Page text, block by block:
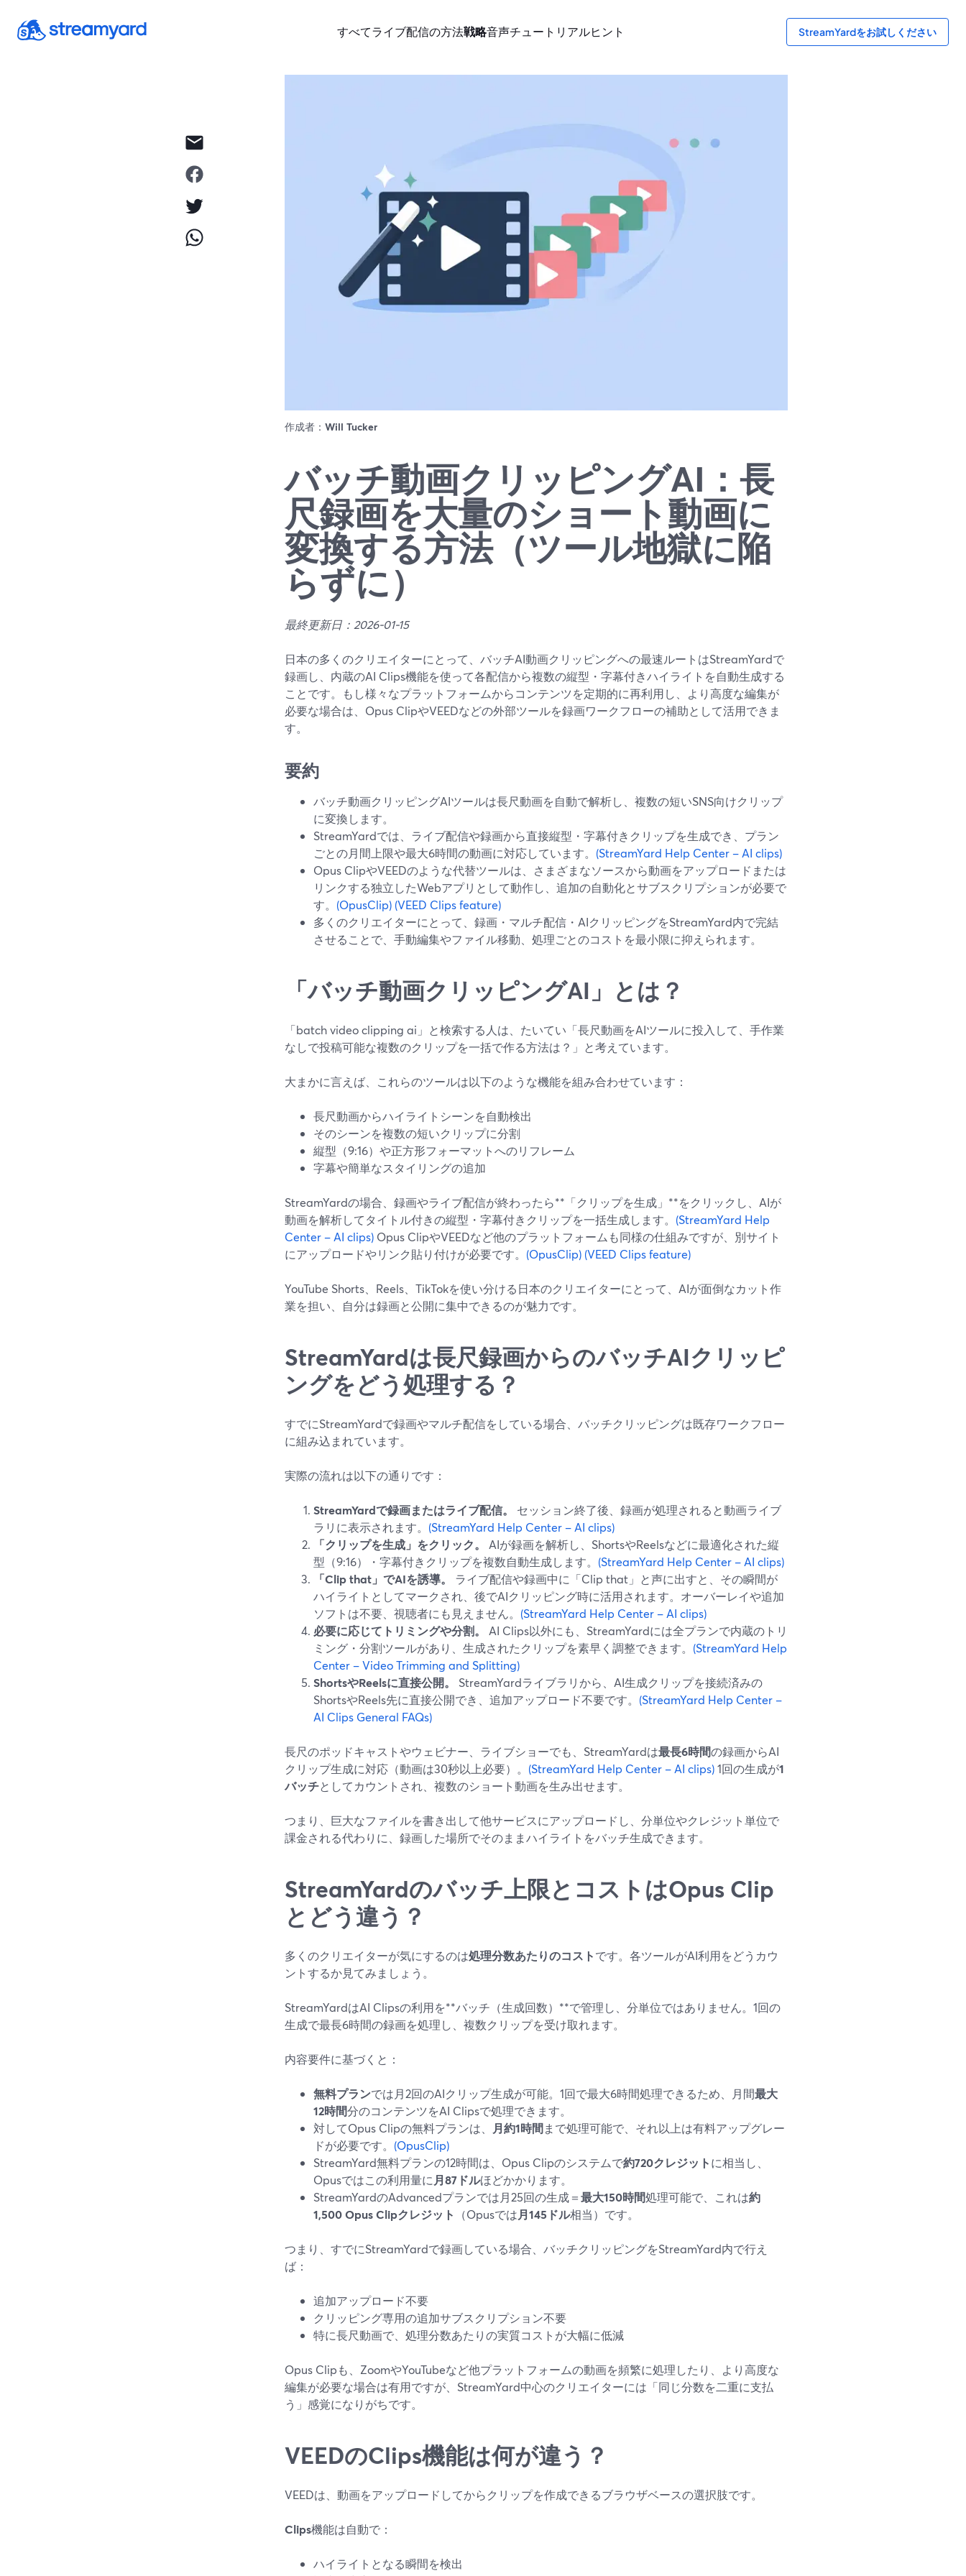
すべてライブ配信の方法戦略音声チュートリアルヒント StreamYardをお試しください
作成者： Will Tucker
バッチ動画クリッピングAI：長
尺録画を大量のショート動画に
変換する方法（ツール地獄に陥
らずに）
最終更新日：2026-01-15
日本の多くのクリエイターにとって、バッチAI動画クリッピングへの最速ルートはStreamYardで
録画し、内蔵のAI Clips機能を使って各配信から複数の縦型・字幕付きハイライトを自動生成する
ことです。もし様々なプラットフォームからコンテンツを定期的に再利用し、より高度な編集が
必要な場合は、Opus ClipやVEEDなどの外部ツールを録画ワークフローの補助として活用できま
す。
要約
バッチ動画クリッピングAIツールは長尺動画を自動で解析し、複数の短いSNS向けクリップ
に変換します。
StreamYardでは、ライブ配信や録画から直接縦型・字幕付きクリップを生成でき、プラン
ごとの月間上限や最大6時間の動画に対応しています。 (StreamYard Help Center – AI clips)
Opus ClipやVEEDのような代替ツールは、さまざまなソースから動画をアップロードまたは
リンクする独立したWebアプリとして動作し、追加の自動化とサブスクリプションが必要で
す。 (OpusClip) (VEED Clips feature)
多くのクリエイターにとって、録画・マルチ配信・AIクリッピングをStreamYard内で完結
させることで、手動編集やファイル移動、処理ごとのコストを最小限に抑えられます。
「バッチ動画クリッピングAI」とは？
「batch video clipping ai」と検索する人は、たいてい「長尺動画をAIツールに投入して、手作業
なしで投稿可能な複数のクリップを一括で作る方法は？」と考えています。
大まかに言えば、これらのツールは以下のような機能を組み合わせています：
長尺動画からハイライトシーンを自動検出
そのシーンを複数の短いクリップに分割
縦型（9:16）や正方形フォーマットへのリフレーム
字幕や簡単なスタイリングの追加
StreamYardの場合、録画やライブ配信が終わったら**「クリップを生成」**をクリックし、AIが
動画を解析してタイトル付きの縦型・字幕付きクリップを一括生成します。 (StreamYard Help
Center – AI clips) Opus ClipやVEEDなど他のプラットフォームも同様の仕組みですが、別サイト
にアップロードやリンク貼り付けが必要です。 (OpusClip) (VEED Clips feature)
YouTube Shorts、Reels、TikTokを使い分ける日本のクリエイターにとって、AIが面倒なカット作
業を担い、自分は録画と公開に集中できるのが魅力です。
StreamYardは長尺録画からのバッチAIクリッピ
ングをどう処理する？
すでにStreamYardで録画やマルチ配信をしている場合、バッチクリッピングは既存ワークフロー
に組み込まれています。
実際の流れは以下の通りです：
StreamYardで録画またはライブ配信。
セッション終了後、録画が処理されると動画ライブ
ラリに表示されます。 (StreamYard Help Center – AI clips)
「クリップを生成」をクリック。
AIが録画を解析し、ShortsやReelsなどに最適化された縦
型（9:16）・字幕付きクリップを複数自動生成します。 (StreamYard Help Center – AI clips)
「Clip that」でAIを誘導。
ライブ配信や録画中に「Clip that」と声に出すと、その瞬間が
ハイライトとしてマークされ、後でAIクリッピング時に活用されます。オーバーレイや追加
ソフトは不要、視聴者にも見えません。 (StreamYard Help Center – AI clips)
必要に応じてトリミングや分割。
AI Clips以外にも、StreamYardには全プランで内蔵のトリ
ミング・分割ツールがあり、生成されたクリップを素早く調整できます。 (StreamYard Help
Center – Video Trimming and Splitting)
ShortsやReelsに直接公開。
StreamYardライブラリから、AI生成クリップを接続済みの
ShortsやReels先に直接公開でき、追加アップロード不要です。 (StreamYard Help Center –
AI Clips General FAQs)
長尺のポッドキャストやウェビナー、ライブショーでも、StreamYardは最長6時間の録画からAI
クリップ生成に対応（動画は30秒以上必要）。 (StreamYard Help Center – AI clips)1回の生成が1
バッチとしてカウントされ、複数のショート動画を生み出せます。
つまり、巨大なファイルを書き出して他サービスにアップロードし、分単位やクレジット単位で
課金される代わりに、録画した場所でそのままハイライトをバッチ生成できます。
StreamYardのバッチ上限とコストはOpus Clip
とどう違う？
多くのクリエイターが気にするのは処理分数あたりのコストです。各ツールがAI利用をどうカウ
ントするか見てみましょう。
StreamYardはAI Clipsの利用を**バッチ（生成回数）**で管理し、分単位ではありません。1回の
生成で最長6時間の録画を処理し、複数クリップを受け取れます。
内容要件に基づくと：
無料プランでは月2回のAIクリップ生成が可能。1回で最大6時間処理できるため、月間最大
12時間分のコンテンツをAI Clipsで処理できます。
対してOpus Clipの無料プランは、
月約1時間まで処理可能で、それ以上は有料アップグレー
ドが必要です。 (OpusClip)
StreamYard無料プランの12時間は、Opus Clipのシステムで約720クレジットに相当し、
Opusではこの利用量に 月87ドルほどかかります。
StreamYardのAdvancedプランでは月25回の生成＝最大150時間処理可能で、これは約
1,500 Opus Clipクレジット
（Opusでは月145ドル相当）です。
つまり、すでにStreamYardで録画している場合、バッチクリッピングをStreamYard内で行え
ば：
追加アップロード不要
クリッピング専用の追加サブスクリプション不要
特に長尺動画で、処理分数あたりの実質コストが大幅に低減
Opus Clipも、ZoomやYouTubeなど他プラットフォームの動画を頻繁に処理したり、より高度な
編集が必要な場合は有用ですが、StreamYard中心のクリエイターには「同じ分数を二重に支払
う」感覚になりがちです。
VEEDのClips機能は何が違う？
VEEDは、動画をアップロードしてからクリップを作成できるブラウザベースの選択肢です。
Clips機能は自動で：
ハイライトとなる瞬間を検出